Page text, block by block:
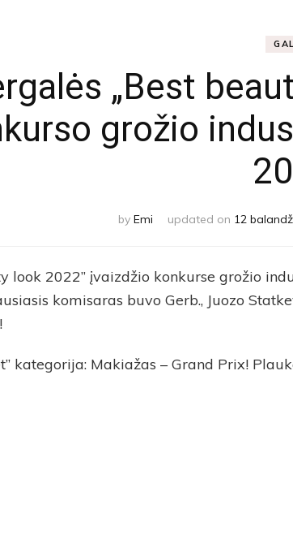
„Best
grožio
by Emi updated on 12
look 2022” įvaizdžio konkurse grožio
komisaras buvo Gerb., Juozo
kategorija: Makiažas – Grand Prix!